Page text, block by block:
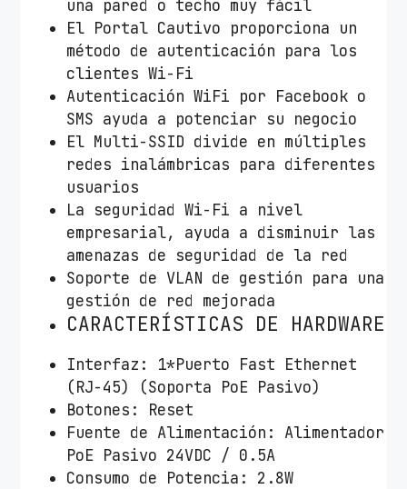
una pared o techo muy fácil
El Portal Cautivo proporciona un
método de autenticación para los
clientes Wi-Fi
Autenticación WiFi por Facebook o
SMS ayuda a potenciar su negocio
El Multi-SSID divide en múltiples
redes inalámbricas para diferentes
usuarios
La seguridad Wi-Fi a nivel
empresarial, ayuda a disminuir las
amenazas de seguridad de la red
Soporte de VLAN de gestión para una
gestión de red mejorada
CARACTERÍSTICAS DE HARDWARE
Interfaz: 1*Puerto Fast Ethernet
(RJ-45) (Soporta PoE Pasivo)
Botones: Reset
Fuente de Alimentación: Alimentador
PoE Pasivo 24VDC / 0.5A
Consumo de Potencia: 2.8W